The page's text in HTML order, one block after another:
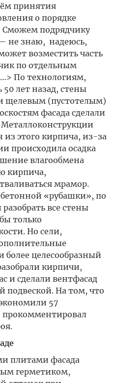
принятия
о порядке
Сможем подрядчику
не знаю, надеюсь,
возместить часть
по отдельным
По технологиям,
лет назад, стены
щелевым (пустотелым)
фасада сделали
из этого кирпича, из-за
происходила осадка
влагообмена
кирпича,
мрамор.
«рубашки», по
все стены
только
Но сели,
целесообразный
кирпичи,
и сделали вентфасад
подвеской. На том, что
57
плитами фасада
герметиком,